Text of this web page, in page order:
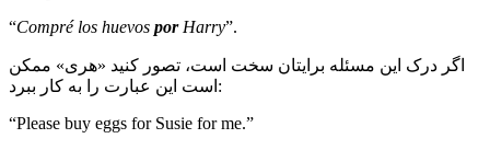
“Compré los huevos porHarry”.
اگر درک این مسئله برایتان سخت است، تصور کنید «هری» ممکن
است این عبارت را به کار ببرد:
“Please buy eggs for Susie for me.”